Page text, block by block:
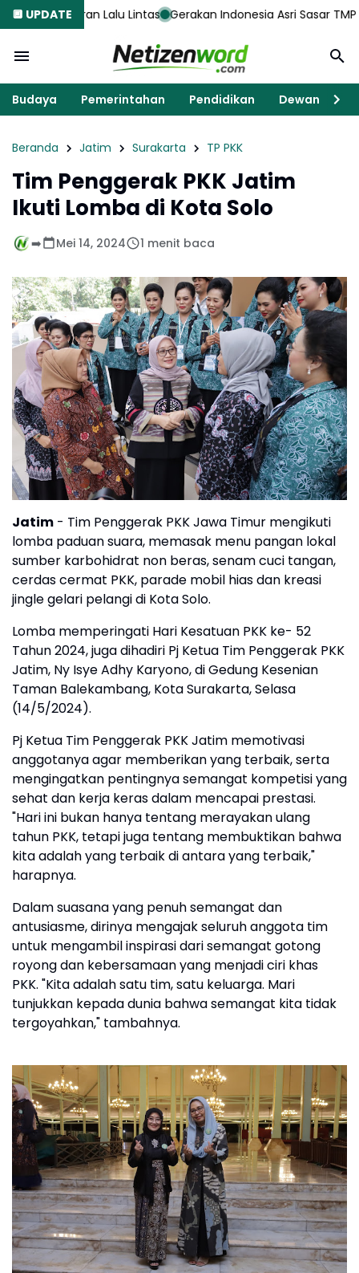
🔲 UPDATE
Lintas Gerakan Indonesia Asri Sasar TMP Yudhonegoro,
Budaya Pemerintahan Pendidikan Dewan
Beranda Jatim Surakarta TP PKK
Tim Penggerak PKK Jatim
Ikuti Lomba di Kota Solo
➡️ Mei 14, 2024 1 menit baca
Jatim - Tim Penggerak PKK Jawa Timur mengikuti
lomba paduan suara, memasak menu pangan lokal
sumber karbohidrat non beras, senam cuci tangan,
cerdas cermat PKK, parade mobil hias dan kreasi
jingle gelari pelangi di Kota Solo.
Lomba memperingati Hari Kesatuan PKK ke- 52
Tahun 2024, juga dihadiri Pj Ketua Tim Penggerak PKK
Jatim, Ny Isye Adhy Karyono, di Gedung Kesenian
Taman Balekambang, Kota Surakarta, Selasa
(14/5/2024).
Pj Ketua Tim Penggerak PKK Jatim memotivasi
anggotanya agar memberikan yang terbaik, serta
mengingatkan pentingnya semangat kompetisi yang
sehat dan kerja keras dalam mencapai prestasi.
"Hari ini bukan hanya tentang merayakan ulang
tahun PKK, tetapi juga tentang membuktikan bahwa
kita adalah yang terbaik di antara yang terbaik,"
harapnya.
Dalam suasana yang penuh semangat dan
antusiasme, dirinya mengajak seluruh anggota tim
untuk mengambil inspirasi dari semangat gotong
royong dan kebersamaan yang menjadi ciri khas
PKK. "Kita adalah satu tim, satu keluarga. Mari
tunjukkan kepada dunia bahwa semangat kita tidak
tergoyahkan," tambahnya.